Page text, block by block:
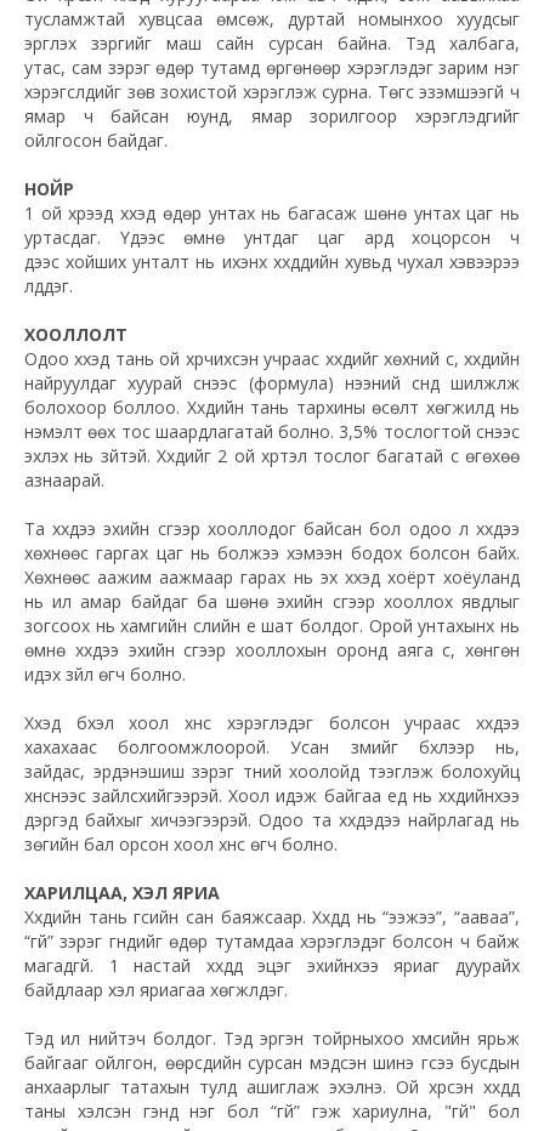
тусламжтай хувцсаа өмсөж, дуртай номынхоо хуудсыг
эргүүлэх зэргийг маш сайн сурсан байна. Тэд халбага,
утас, сам зэрэг өдөр тутамд өргөнөөр хэрэглэдэг зарим нэг
хэрэгслүүдийг зөв зохистой хэрэглэж сурна. Төгс эзэмшээгүй ч
ямар ч байсан юунд, ямар зорилгоор хэрэглэдгийг
ойлгосон байдаг.
НОЙР
1 ой хүрээд хүүхэд өдөр унтах нь багасаж шөнө унтах цаг нь
уртасдаг. Үдээс өмнө унтдаг цаг ард хоцорсон ч
үдээс хойшихунталт нь ихэнх хүүхдүүдийн хувьд чухал хэвээрээ
үлддэг.
ХООЛЛОЛТ
Одоо хүүхэд тань ой хүрчихсэн учраас хүүхдийг хөхний сүү, хүүхдийн
найруулдаг хуурай сүүнээс (формула) үнээний сүүнд шилжүүлж
болохоор боллоо. Хүүхдийн тань тархины өсөлт хөгжилд нь
нэмэлт өөх тос шаардлагатай болно. 3,5% тослогтой сүүнээс
эхлэх нь зүйтэй. Хүүхдийг 2 ой хүртэл тослог багатай сүү өгөхөө
азнаарай.
Та хүүхдээ эхийн сүүгээр хооллодог байсан бол одоо л хүүхдээ
хөхнөөс гаргах цаг нь болжээ хэмээн бодох болсон байх.
Хөхнөөс аажим аажмаар гарах нь эх хүүхэд хоёрт хоёуланд
нь илүү амар байдаг ба шөнө эхийн сүүгээр хооллох явдлыг
зогсоох нь хамгийн сүүлийн үе шат болдог. Орой унтахынх нь
өмнө хүүхдээ эхийн сүүгээр хооллохын оронд аяга сүү, хөнгөн
идэх зүйл өгч болно.
Хүүхэд бүхэл хоол хүнс хэрэглэдэг болсон учраас хүүхдээ
хахахаас болгоомжлоорой. Усан үзмийг бүхлээр нь,
зайдас, эрдэнэшиш зэрэг түүний хоолойд тээглэж болохуйц
хүнснээс зайлсхийгээрэй. Хоол идэж байгаа үед нь хүүхдийнхээ
дэргэд байхыг хичээгээрэй. Одоо та хүүхдэдээ найрлагад нь
зөгийн бал орсон хоол хүнс өгч болно.
ХАРИЛЦАА, ХЭЛ ЯРИА
Хүүхдийн тань үгсийн сан баяжсаар. Хүүхдүүд нь “ээжээ”, “ааваа”,
“үгүй” зэрэг үгнүүдийг өдөр тутамдаа хэрэглэдэг болсон ч байж
магадгүй. 1 настай хүүхдүүд эцэг эхийнхээ яриаг дуурайх
байдлаар хэл яриагаа хөгжүүлдэг.
Тэд илүү нийтэч болдог. Тэд эргэн тойрныхоо хүмүүсийн ярьж
байгааг ойлгон, өөрсдийн сурсан мэдсэн шинэ үгсээ бусдын
анхаарлыг татахын тулд ашиглаж эхэлнэ. Ой хүрсэн хүүхдүүд
таны хэлсэн үгэнд нэг бол “үгүй” гэж хариулна, "үгүй" бол